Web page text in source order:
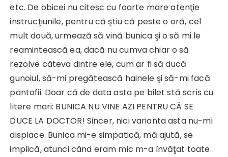
etc. De obicei nu citesc cu foarte mare atenţie
instrucţiunile, pentru că ştiu că peste o oră, cel
mult două, urmează să vină bunica şi o să mi le
reamintească ea, dacă nu cumva chiar o să
rezolve câteva dintre ele, cum ar fi să ducă
gunoiul, să-mi pregătească hainele şi să-mi facă
pantofii. Doar că de data asta pe bilet stă scris cu
litere mari: BUNICA NU VINE AZI PENTRU CĂ SE
DUCE LA DOCTOR! Sincer, nici varianta asta nu-mi
displace. Bunica mi-e simpatică, mă ajută, se
implică, atunci când eram mic m-a învăţat toate